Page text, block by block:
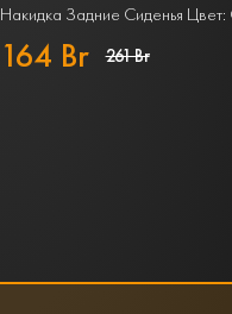
Накидка Задние Сиденья
164 Br 261 Br